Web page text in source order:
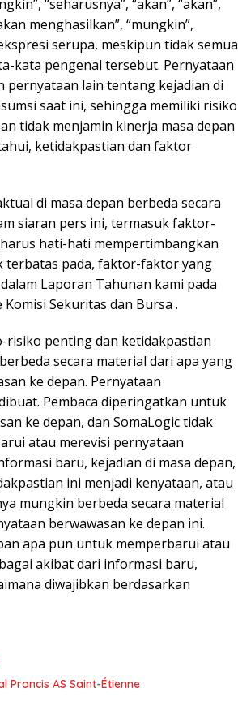
“seharusnya”, “akan”, “akan”,
menghasilkan”, “mungkin”,
serupa, meskipun tidak semua
kata pengenal tersebut. Pernyataan
pernyataan lain tentang kejadian di
saat ini, sehingga memiliki risiko
tidak menjamin kinerja masa depan
ketidakpastian dan faktor
di masa depan berbeda secara
siaran pers ini, termasuk faktor-
hati-hati mempertimbangkan
terbatas pada, faktor-faktor yang
Laporan Tahunan kami pada
Sekuritas dan Bursa .
risiko penting dan ketidakpastian
secara material dari apa yang
ke depan. Pernyataan
Pembaca diperingatkan untuk
ke depan, dan SomaLogic tidak
atau merevisi pernyataan
baru, kejadian di masa depan,
ini menjadi kenyataan, atau
mungkin berbeda secara material
berwawasan ke depan ini.
apa pun untuk memperbarui atau
akibat dari informasi baru,
diwajibkan berdasarkan
Prancis AS Saint-Étienne